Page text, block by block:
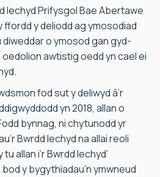
Iechyd Prifysgol Bae Abertawe
ffordd y deliodd ag ymosodiad
o ymosod gan gyd-
awtistig oedd yn cael ei
fod sut y deliwyd â’r
yn 2018, allan o
bynnag, ni chytunodd yr
Bwrdd Iechyd na allai reoli
allan i’r Bwrdd Iechyd’
y bygythiadau’n ymwneud